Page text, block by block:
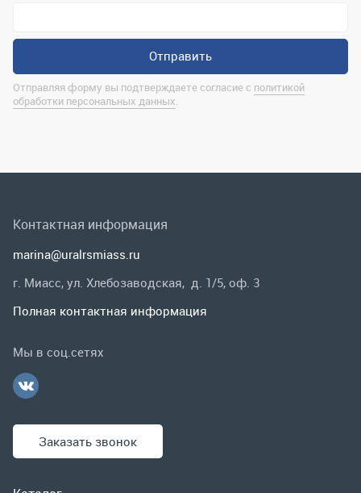
Спецпредложения
Гарантии и возврат
Контактная информация
marina@uralrsmiass.ru
Заказать звонок